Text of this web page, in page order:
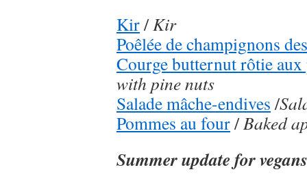
Kir/Kir
Poêlée de champignons
Courge butternut rôtie
with pine nuts
Salade mâche-endives /
Pommes au four/Baked
Summer update for vegans